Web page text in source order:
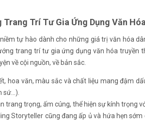
Trí Tư Gia Ứng Dụng Văn
tự hào dành cho những giá trị văn hóa
trang trí tư gia ứng dụng văn hóa truyền
về cội nguồn, về bản sắc.
hoa văn, màu sắc và chất liệu mang đậm
trang trọng, ấm cúng, thể hiện sự kính trọng
Storyteller cũng đang ấp ủ và hứa hẹn